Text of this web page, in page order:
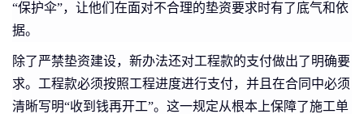
“保护伞”，让他们在面对不合理的垫资要求时有了底气和依
据。
除了严禁垫资建设，新办法还对工程款的支付做出了明确要
求。工程款必须按照工程进度进行支付，并且在合同中必须
清晰写明“收到钱再开工”。这一规定从根本上保障了施工单